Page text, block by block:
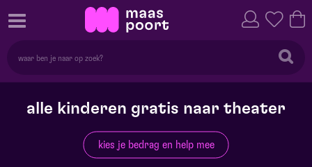
alle kinderen gratis naar theater
kies je bedrag en help mee